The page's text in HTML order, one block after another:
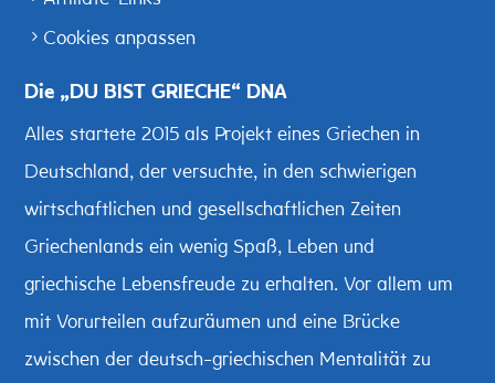
Cookies anpassen
Die „DU BIST GRIECHE“ DNA
Alles startete 2015 als Projekt eines Griechen in
Deutschland, der versuchte, in den schwierigen
wirtschaftlichen und gesellschaftlichen Zeiten
Griechenlands ein wenig Spaß, Leben und
griechische Lebensfreude zu erhalten. Vor allem um
mit Vorurteilen aufzuräumen und eine Brücke
zwischen der deutsch-griechischen Mentalität zu